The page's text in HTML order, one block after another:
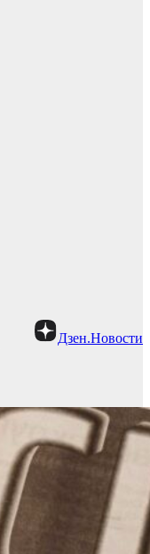
Дзен.Новости